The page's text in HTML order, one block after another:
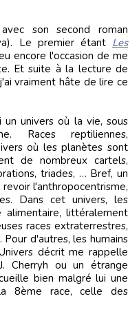
Le premier étant Les
encore l'occasion de me
Et suite à la lecture de
vraiment hâte de lire ce
univers où la vie, sous
Races reptiliennes,
où les planètes sont
de nombreux cartels,
triades, … Bref, un
l'anthropocentrisme,
Dans cet univers, les
littéralement
races extraterrestres,
d'autres, les humains
décrit me rappelle
Cherryh ou un étrange
bien malgré lui une
8ème race, celle des